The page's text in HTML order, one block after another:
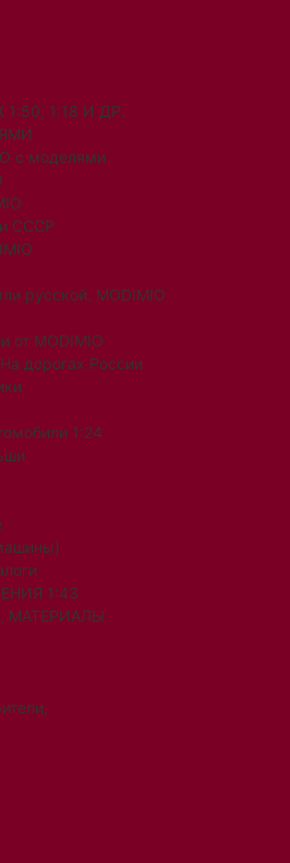
1:18 И ДР.
с моделями
СССР
русской. MODIMIO
от MODIMIO
дорогах России
1:24
1:43
МАТЕРИАЛЫ